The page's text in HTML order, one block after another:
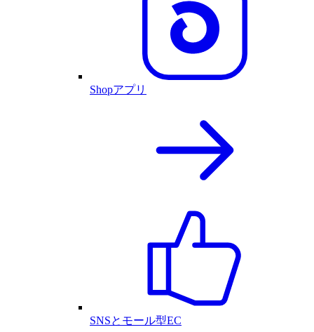
Shopアプリ
SNSとモール型EC